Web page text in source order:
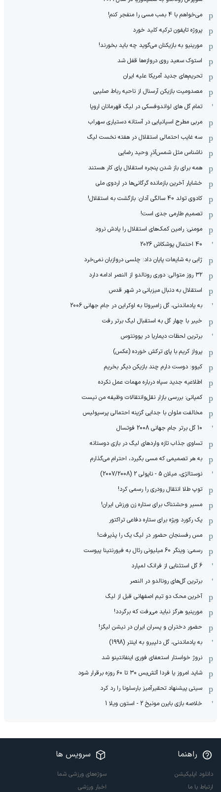
می‌خواهم با 4 بمب مسی را منفجر کنم!
پروژه تایفون ترکیه کلید خورد
مورینیو به بازیکنان می‌گوید چه باید بخورند!
استوک سعید روی دروازه‌ها قفل شد
تحریم‌های جدید آمریکا علیه ایران
مصدومیت بازیکن آرسنال از ناحیه رباط صلیبی
تمام گل های لواندوفسکی در لیگ قهرمانان اروپا
مربی مطرح اسپانیایی در آستانه دستیاری سهراب
سه غایب احتمالی استقلال در هفته نخست لیگ
ناشناس مثل شمس‌آذرِ وحید رضایی
همه برای باز شدن پنجره استقلال پای کار هستند
خشایار آخرین بازمانده گرگانی‌ها در اردوی ملی
کادوی تولد 40 سالگی آدان: بازگشت به استقلال!
تصمیم طارمی جدی است!
مومنی: رامین کمک‌های استقلال را یادش نرود
40 احتمال پوشکاش 2026
ژابی به شایعات پایان داد: چلسی دروازبان نمی‌خرد
۳۲ روز متوالی: دوری رونالدو از النصر ادامه دارد
استقلال به دنبال میزبانی در شهر قدس
به یادماندنی، گل زامبروتا به اوکراین در جام جهانی 2006
خیبر با چهار گل به استقبال لیگ برتر رفت
برترین لحظات دیماریا در یوونتوس
پرواز کریم با پای ترکش خورده (عکس)
کیوو: دوست دارم چند بازیکن دیگر بخریم
اطلاعیه جدید سپاه درباره مهمات عمل نکرده
کمپانی: بررسی بازار نقل‌وانتقالات وظیفه من نیست
مخالفت ملوان با جدایی گزینه احتمالی پرسپولیس
10 گل برتر جام جهانی 2008 فوتسال
تساوی جذاب تازه واردهای لیگ در بازی دوستانه
به هر تصمیمی که مسی بگیرد، احترام می‌گذارم
نوستالژی، میلان 5 - ناپولی 2 (2007/2008)
توپ طلا انتقال رودری را رسمی کرد!
مسیر وحشتناک برای ستاره زن ورزش ایران!
یک رکورد ویژه برای ستاره دفاعی تراکتور
مس رفسنجان حضور در لیگ یک را پذیرفت!
رسمی: وینگر 60 میلیونی رئال به فیورنتینا پیوست
6 گل استثنایی از فرانک لمپارد
برترین گل‌های رونالدو در النصر
آخرین محک دو تیم اصفهانی قبل از لیگ
مورینیو هرگز نباید می‌رفت که برگردد!
حضور دختران و پسران ایران در نیشن لیگز!
به یادماندنی، گل دلپیرو به اینتر (1998)
نروژ خواستار استعفای فوری اینفانتینو شد
شاید امروز یا فردا آتش‌بس ۳۰ تا ۶۰ روزه برقرار شود
سیتی پیشنهاد تحقیرآمیز بارسلونا را رد کرد
خلاصه بازی بایرن مونیخ 2 - استون ویلا 1
راهنما
دانلود اپلیکیشن
ارتباط با ما
سرویس ها
سوژه‌های ورزشی شما
اخبار ورزشی